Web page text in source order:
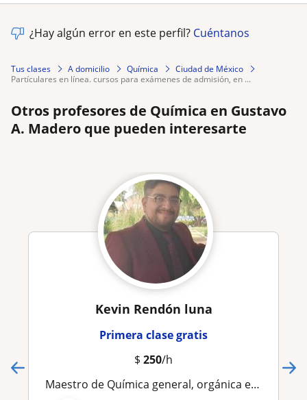
¿Hay algún error en este perfil? Cuéntanos
Tus clases A domicilio Química
Ciudad de México
partículares en línea. cursos para exámenes de admisión, en ...
Otros profesores de Química en Gustavo
A. Madero que pueden interesarte
Kevin Rendón luna
Primera clase gratis
$ 250/h
Maestro de Química general, orgánica e inorgánica